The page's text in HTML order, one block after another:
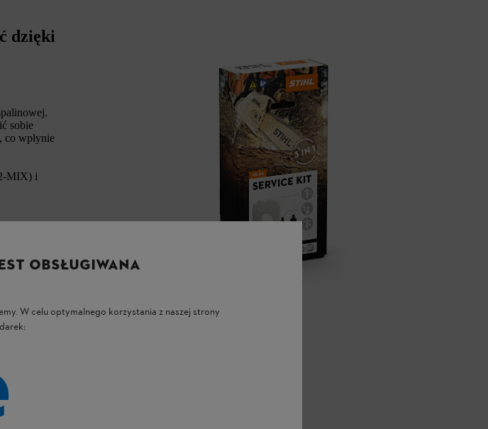
dzięki
sobie
co wpłynie
MIX) i
OBSŁUGIWANA
W celu optymalnego korzystania z naszej strony